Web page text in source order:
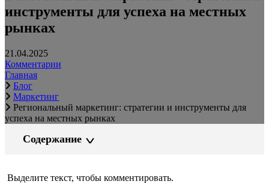
инструменты для успеха на местных
рынках
21.04.2025
Комментарии
Главная
Блог
Маркетинг
Региональный маркетинг: стратегии и инструменты для
успеха на местных рынках
Содержание
Выделите текст, чтобы комментировать.